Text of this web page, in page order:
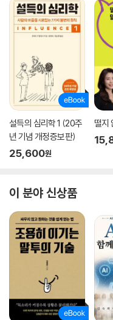
설득의 심리학 1 (20주
년 기념 개정증보판)
25,600원
떨지
이 분야 신상품